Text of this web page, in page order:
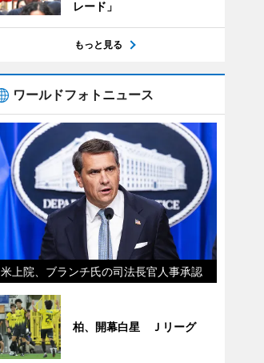
レード」
もっと見る
ワールドフォトニュース
米上院、ブランチ氏の司法長官人事承認
柏、開幕白星 Ｊリーグ